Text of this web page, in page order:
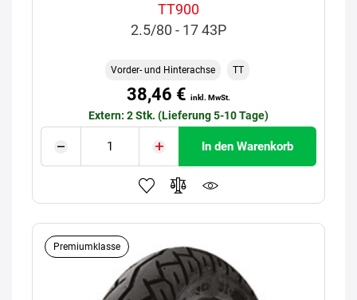
TT900
2.5/80 - 17 43P
Vorder- und Hinterachse TT
38,46 € inkl. MwSt.
Extern: 2 Stk. (Lieferung 5-10 Tage)
In den Warenkorb
Premiumklasse